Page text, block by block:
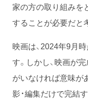
家の方の取り組みを
することが必要だと
映画は、2024年9月
す。しかし、映画が
がいなければ意味が
影・編集だけで完結